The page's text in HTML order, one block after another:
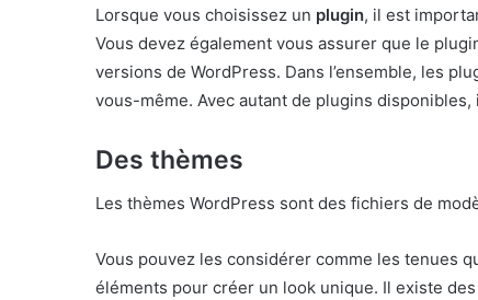
Lorsque vous choisissez un plugin, il est
Vous devez également vous assurer que le
versions de WordPress. Dans l’ensemble, les
vous-même. Avec autant de plugins
Des thèmes
Les thèmes WordPress sont des fichiers de
Vous pouvez les considérer comme les tenues
éléments pour créer un look unique. Il existe